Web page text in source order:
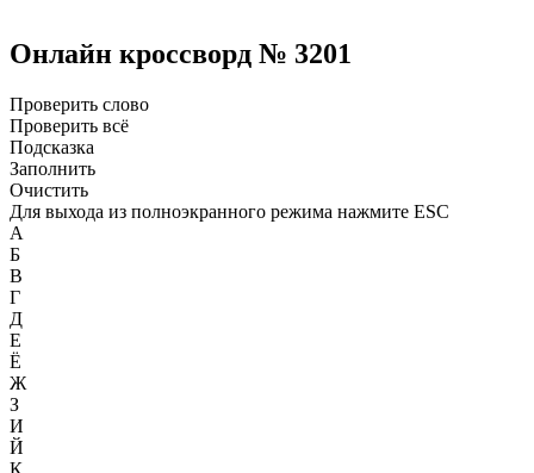
Онлайн кроссворд № 3201
Проверить слово
Проверить всё
Подсказка
Заполнить
Очистить
Для выхода из полноэкранного режима нажмите ESC
А
Б
В
Г
Д
Е
Ё
Ж
З
И
Й
К